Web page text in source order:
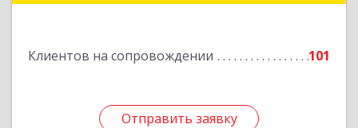
Клиентов на сопровождении 101
Отправить заявку
Отправить заявку